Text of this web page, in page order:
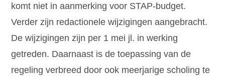
komt niet in aanmerking voor STAP-budget.
Verder zijn redactionele wijzigingen aangebracht.
De wijzigingen zijn per 1 mei jl. in werking
getreden. Daarnaast is de toepassing van de
regeling verbreed door ook meerjarige scholing te